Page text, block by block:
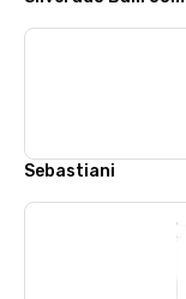
Sebastiani